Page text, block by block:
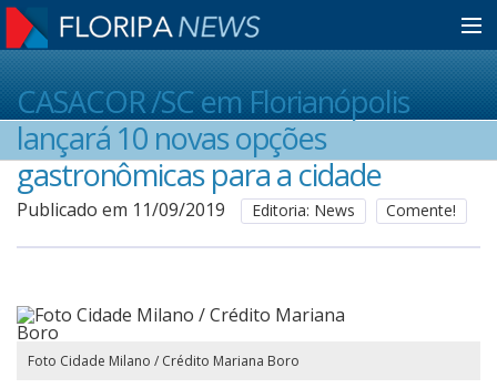
Home
Notícias
Classificados
CASACOR /SC em Florianópolis
lançará 10 novas opções
gastronômicas para a cidade
Publicado em 11/09/2019 Editoria: News Comente!
Foto Cidade Milano / Crédito Mariana Boro